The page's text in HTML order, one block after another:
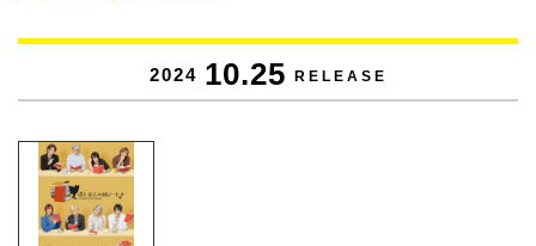
2024 10.25 RELEASE